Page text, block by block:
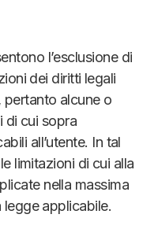
l’esclusione di
dei diritti legali
pertanto alcune o
di cui sopra
all’utente. In tal
limitazioni di cui alla
nella massima
legge applicabile.